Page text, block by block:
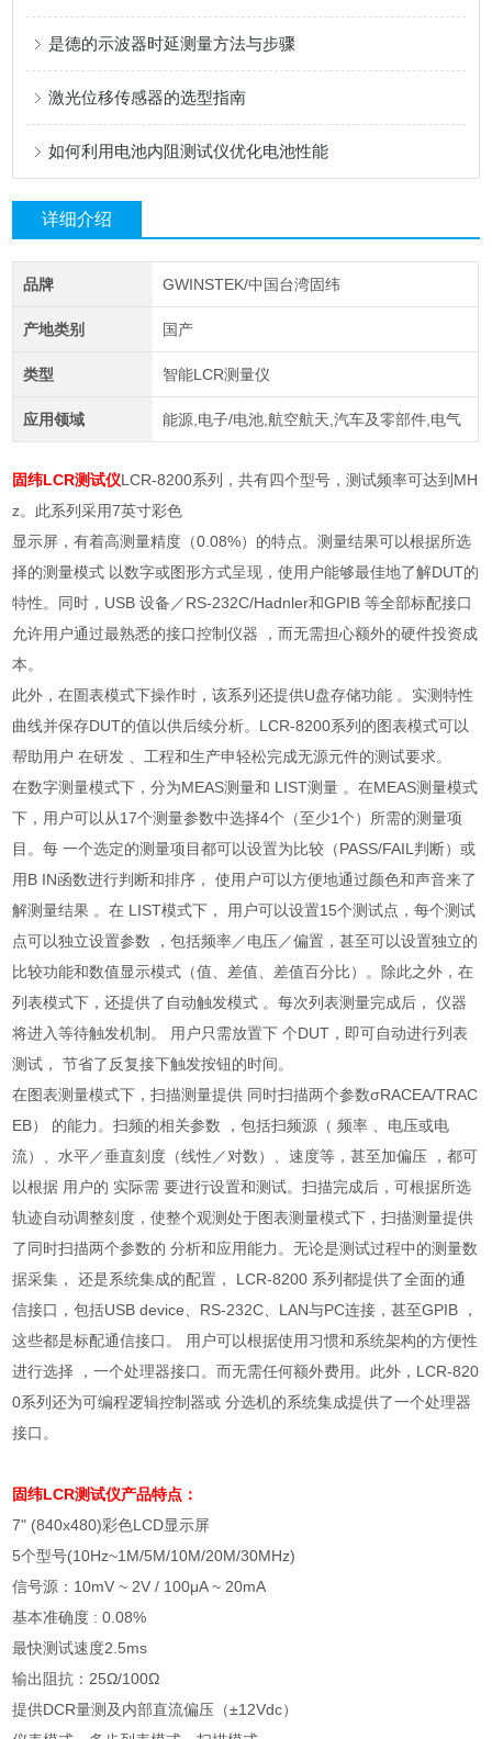
是德的示波器时延测量方法与步骤
激光位移传感器的选型指南
如何利用电池内阻测试仪优化电池性能
详细介绍
品牌 GWINSTEK/中国台湾固纬
产地类别 国产
类型 智能LCR测量仪
应用领域 能源,电子/电池,航空航天,汽车及零部件,电气
固纬LCR测试仪LCR-8200系列，共有四个型号，测试频率可达到MH
z。此系列采用7英寸彩色
显示屏，有着高测量精度（0.08%）的特点。测量结果可以根据所选
择的测量模式 以数字或图形方式呈现，使用户能够最佳地了解DUT的
特性。同时，USB 设备／RS-232C/Hadnler和GPIB 等全部标配接口
允许用户通过最熟悉的接口控制仪器 ，而无需担心额外的硬件投资成
本。
此外，在圄表模式下操作时，该系列还提供U盘存储功能 。实测特性
曲线并保存DUT的值以供后续分析。LCR-8200系列的图表模式可以
帮助用户 在研发 、工程和生产申轻松完成无源元件的测试要求。
在数字测量模式下，分为MEAS测量和 LIST测量 。在MEAS测量模式
下，用户可以从17个测量参数中选择4个（至少1个）所需的测量项
目。每 一个选定的测量项目都可以设置为比较（PASS/FAIL判断）或
用B IN函数进行判断和排序， 使用户可以方便地通过颜色和声音来了
解测量结果 。在 LIST模式下， 用户可以设置15个测试点，每个测试
点可以独立设置参数 ，包括频率／电压／偏置，甚至可以设置独立的
比较功能和数值显示模式（值、差值、差值百分比）。除此之外，在
列表模式下，还提供了自动触发模式 。每次列表测量完成后， 仪器
将进入等待触发机制。 用户只需放置下 个DUT，即可自动进行列表
测试， 节省了反复接下触发按钮的时间。
在图表测量模式下，扫描测量提供 同时扫描两个参数σRACEA/TRAC
EB） 的能力。扫频的相关参数 ，包括扫频源（ 频率 、电压或电
流）、水平／垂直刻度（线性／对数）、速度等，甚至加偏压 ，都可
以根据 用户的 实际需 要进行设置和测试。扫描完成后，可根据所选
轨迹自动调整刻度，使整个观测处于图表测量模式下，扫描测量提供
了同时扫描两个参数的 分析和应用能力。无论是测试过程中的测量数
据采集， 还是系统集成的配置， LCR-8200 系列都提供了全面的通
信接口，包括USB device、RS-232C、LAN与PC连接，甚至GPIB ，
这些都是标配通信接口。 用户可以根据使用习惯和系统架构的方便性
进行选择 ，一个处理器接口。而无需任何额外费用。此外，LCR-820
0系列还为可编程逻辑控制器或 分选机的系统集成提供了一个处理器
接口。
固纬LCR测试仪产品特点：
7" (840x480)彩色LCD显示屏
5个型号(10Hz~1M/5M/10M/20M/30MHz)
信号源：10mV ~ 2V / 100μA ~ 20mA
基本准确度 : 0.08%
最快测试速度2.5ms
输出阻抗：25Ω/100Ω
提供DCR量测及内部直流偏压（±12Vdc）